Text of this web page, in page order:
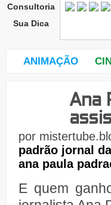
Consultoria
Sua Dica
ANIMAÇÃO
,
27
de
Ana
por
padrão jornal
ana paula
E quem